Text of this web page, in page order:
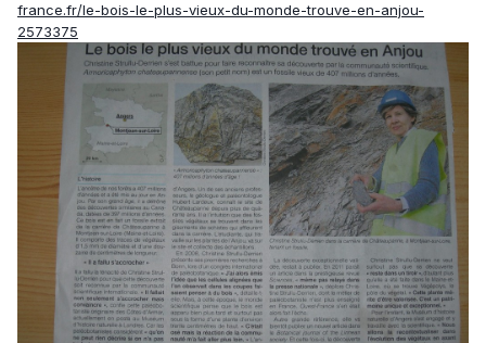
france.fr/le-bois-le-plus-vieux-du-monde-trouve-en-anjou-
2573375